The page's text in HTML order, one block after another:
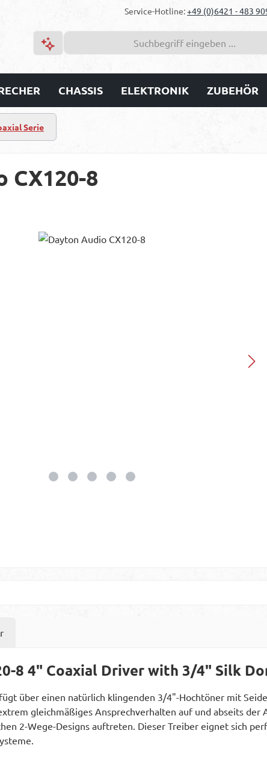
Service-Hotline:+49 (0)6421 - 483
CHASSIS ELEKTRONIK ZUBEHÖR
Serie
CX120-8
8 4" Coaxial Driver with 3/4" Silk
über einen natürlich klingenden 3/4"-Hochtöner mit
gleichmäßiges Ansprechverhalten auf und abseits der
2-Wege-Designs auftreten. Dieser Treiber eignet sich